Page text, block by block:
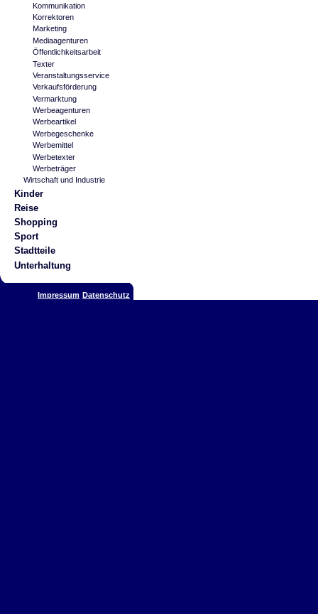
Kommunikation
Korrektoren
Marketing
Mediaagenturen
Öffentlichkeitsarbeit
Texter
Veranstaltungsservice
Verkaufsförderung
Vermarktung
Werbeagenturen
Werbeartikel
Werbegeschenke
Werbemittel
Werbetexter
Werbeträger
Wirtschaft und Industrie
Kinder
Reise
Shopping
Sport
Stadtteile
Unterhaltung
Impressum Datenschutz